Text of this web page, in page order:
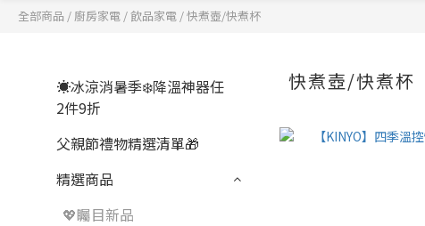
全部商品 / 廚房家電 /飲品家電 /快煮壺/快煮杯
☀️冰涼消暑季❄️降溫神器任
2件9折
父親節禮物精選清單🎁
精選商品
💖矚目新品
快煮壺/快煮杯